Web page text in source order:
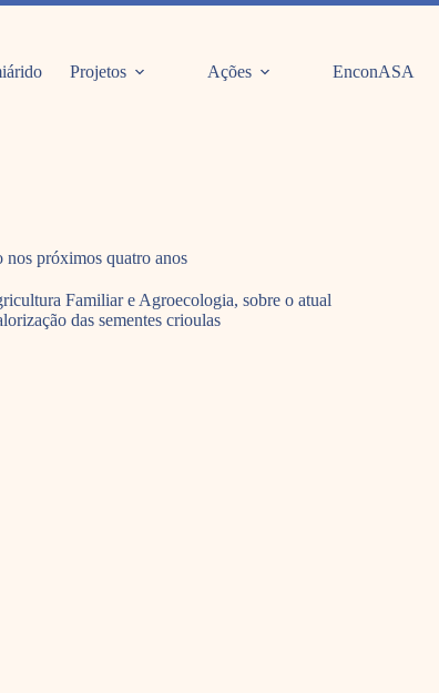
Projetos Ações EnconASA
nos próximos quatro anos
Familiar e Agroecologia, sobre o atual
das sementes crioulas